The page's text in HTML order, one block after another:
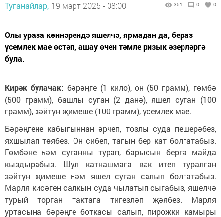
Туганайлар, 19 март 2025 - 08:00 351 0 0
Олы ураза көннәрендә яшелчә, ярмадан да, бераз
үсемлек мае өстәп, ашау өчен тәмле ризык әзерләргә
була.
Кирәк булачак: бәрәңге (1 кило), он (50 грамм), гөмбә
(500 грамм), башлы суган (2 данә), яшел суган (100
грамм), зәйтүн җимеше (100 грамм), үсемлек мае.
Бәрәңгене кабыгыннан әрчеп, тозлы суда пешерәбез,
яхшылап төябез. Он сибеп, тагын бер кат болгатабыз.
Гөмбәне һәм суганны турап, барысын бергә майда
кыздырабыз. Шул катнашмага вак итеп туралган
зәйтүн җимеше һәм яшел суган салып болгатабыз.
Марля кисәген салкын суда чылатып сыгабыз, яшелчә
турый торган тактага тигезләп җәябез. Марля
уртасына бәрәңге боткасы салып, пирожки камыры